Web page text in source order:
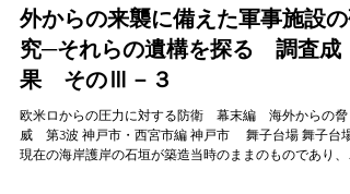
21 時間前
外からの来襲に備えた軍事施設の
究─それらの遺構を探る 調査成
果 そのⅢ－３
欧米ロからの圧力に対する防衛 幕末編 海外からの脅